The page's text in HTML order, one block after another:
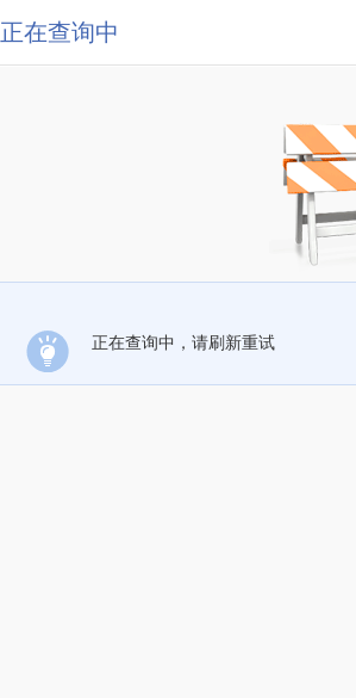
正在查询中
正在查询中，请刷新重试